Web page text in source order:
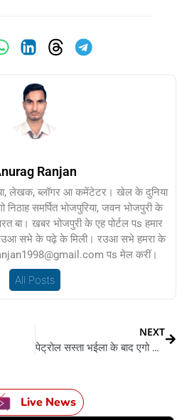
Ranjan
लेखक, ब्लॉगर आ कमेंटेटर। खेल के दुनिया
समर्पित भोजपुरिया, जवन भोजपुरी के
बा। खबर भोजपुरी के एह पोर्टल पs हमार
सभे के पढ़े के मिली। रउआ सभे हमरा के
पs मेल करीं।
All Posts
NEXT
पेट्रोल सस्ता भईला के बाद एगो अवरू खुशखबरी आईल, अब सरसों के तेल में बहुत गिरावट आईल बा
Live News